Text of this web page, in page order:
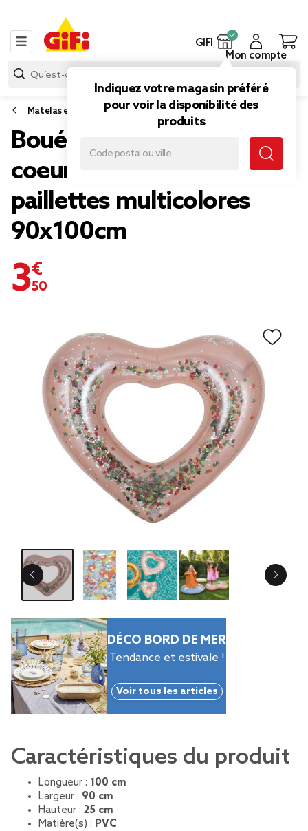
GIFI
Indiquez votre magasin préféré
pour voir la disponibilité des
produits
Mon compte
Matelas et bouée
Bouée gonflable Funky
coeur rose intérieur
paillettes multicolores
90x100cm
3,50 €
DÉCO BORD DE MER
Tendance et estivale !
Voir tous les articles
Caractéristiques du produit
Longueur : 100 cm
Largeur : 90 cm
Hauteur : 25 cm
Matière(s) : PVC